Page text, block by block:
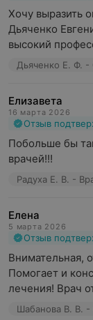
Хочу выразить
Дьяченко
высокий
Дьяченко Е. Ф. -
Елизавета
16 марта 2026
Отзыв
Побольше бы
врачей!!!
Радуха Е. В. -
Елена
5 марта 2026
Отзыв
Внимательная,
Помогает и
лечения! Врач
Шабанова В. В. -